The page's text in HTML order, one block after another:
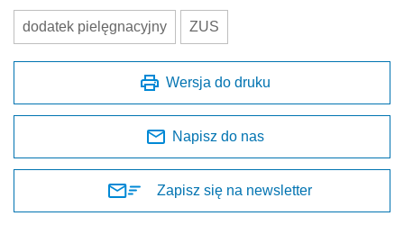
dodatek pielęgnacyjny ZUS
Wersja do druku
Napisz do nas
Zapisz się na newsletter